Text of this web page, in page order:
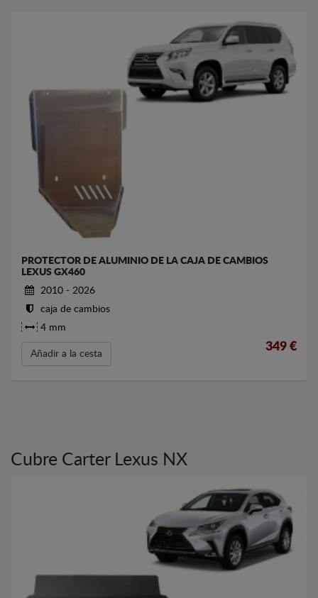
PROTECTOR DE ALUMINIO DE LA CAJA DE CAMBIOS
LEXUS GX460
2010 - 2026
caja de cambios
4 mm
Añadir a la cesta
349 €
Cubre Carter Lexus NX